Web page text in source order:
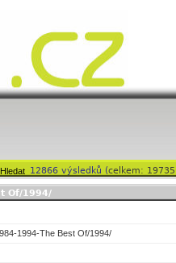
12866 výsledků (celkem: 19735
Of/1994/
1994-The Best Of/1994/